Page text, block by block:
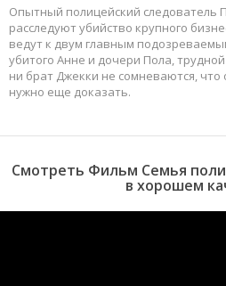
Опытный полицейский следователь
расследуют убийство крупного
ведут к двум главным
убитого Анне и дочери Пола,
ни брат Джекки не сомневаются, что
нужно еще доказать.
Смотреть Фильм Семья
в хорошем